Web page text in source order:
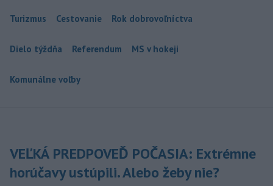
Turizmus Cestovanie Rok dobrovoľníctva
Dielo týždňa Referendum MS v hokeji
Komunálne voľby
VEĽKÁ PREDPOVEĎ POČASIA: Extrémne
horúčavy ustúpili. Alebo žeby nie?